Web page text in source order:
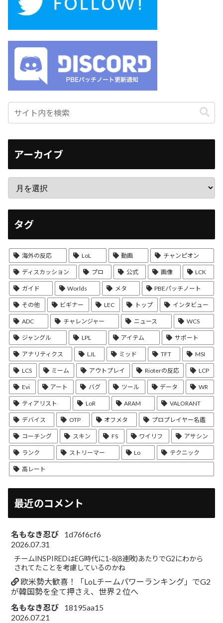
アーカイブ
タグ
海外の反応 LoL 動画 チャンピオン
ディスカッション プロ 公式 画像 LCK
ガイド Worlds メタ PBEパッチノート
その他 ビギナー LEC トップ インタビュー
ADC チャレンジャー ニュース WCS
ジャングル LPL アイテム サポート
アナリティクス LJL ミッド TFT MSI
LCS ミーム アウトプレイ Rioterの反応 LCP
Evi アート バグ ツール データ WR
ティアリスト LoR ARAM VALORANT
デバイス OTP オフメタ プロプレイヤー名鑑
コーチング スキン FS ワイリフ アサシン
ランク ストリーマー Lo テクニック
高レート
最近のコメント
名もなき忍び
1d76f6cf6
2026.07.31
チームINSPIREDはEG時代に1-8(8連敗)あたりでG2にわから
されてたことを考慮しているのかね
欧米勢大歓喜！「LoLチームパワーランキング」でG2
が韓国勢を全て押さえ、世界２位へ
名もなき忍び
18195aa15
2026.07.21